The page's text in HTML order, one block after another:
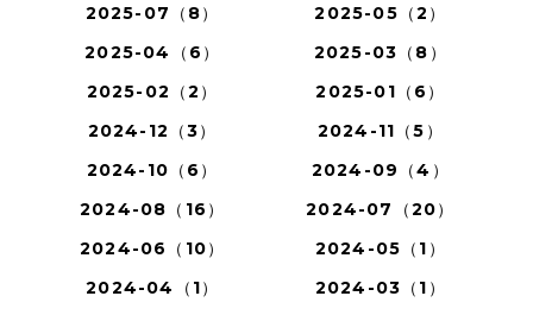
2025-07（8）
2025-05（2）
2025-04（6）
2025-03（8）
2025-02（2）
2025-01（6）
2024-12（3）
2024-11（5）
2024-10（6）
2024-09（4）
2024-08（16）
2024-07（20）
2024-06（10）
2024-05（1）
2024-04（1）
2024-03（1）